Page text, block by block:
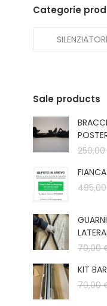
Categorie
Sale products
250,00
70,00
KIT
70,00